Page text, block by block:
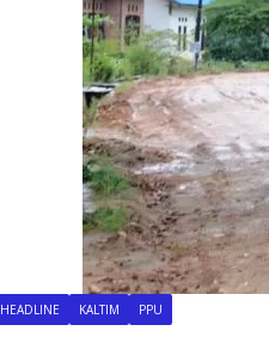
HEADLINE KALTIM PPU